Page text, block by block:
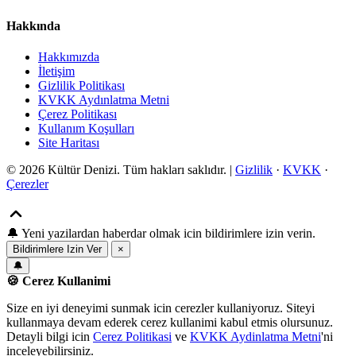
Hakkında
Hakkımızda
İletişim
Gizlilik Politikası
KVKK Aydınlatma Metni
Çerez Politikası
Kullanım Koşulları
Site Haritası
© 2026 Kültür Denizi. Tüm hakları saklıdır. | Gizlilik · KVKK ·
Çerezler
🔔 Yeni yazilardan haberdar olmak icin bildirimlere izin verin.
Bildirimlere Izin Ver
×
🔔
🍪 Cerez Kullanimi
Size en iyi deneyimi sunmak icin cerezler kullaniyoruz. Siteyi
kullanmaya devam ederek cerez kullanimi kabul etmis olursunuz.
Detayli bilgi icin Cerez Politikasi ve KVKK Aydinlatma Metni'ni
inceleyebilirsiniz.